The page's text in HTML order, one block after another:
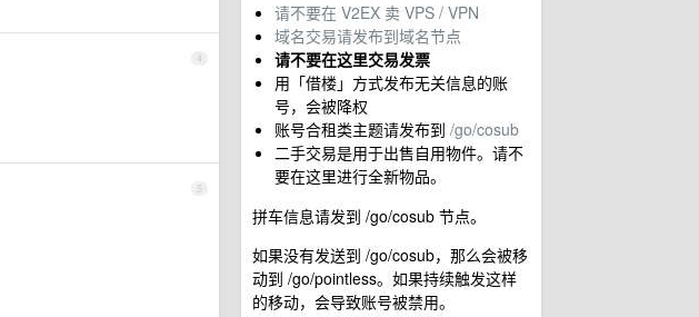
请不要在 V2EX 卖 VPS / VPN
域名交易请发布到域名节点
请不要在这里交易发票
用「借楼」方式发布无关信息的账
号，会被降权
账号合租类主题请发布到 /go/cosub
二手交易是用于出售自用物件。请不
要在这里进行全新物品。
拼车信息请发到 /go/cosub 节点。
如果没有发送到 /go/cosub，那么会被移
动到 /go/pointless。如果持续触发这样
的移动，会导致账号被禁用。
4
5